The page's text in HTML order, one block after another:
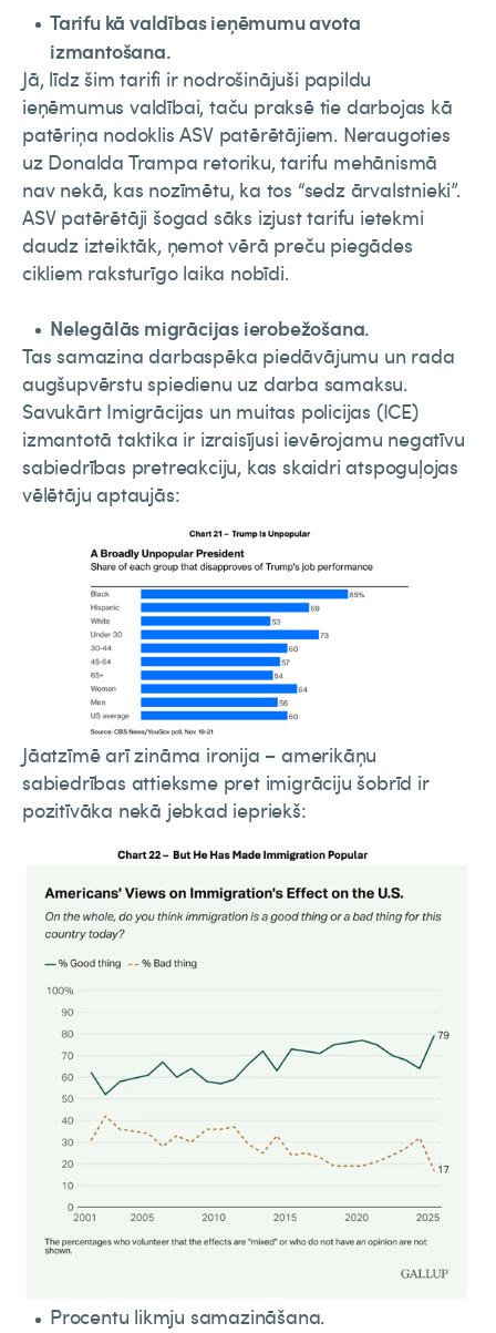
Tarifu kā valdības ieņēmumu avota
izmantošana.
Jā, līdz šim tarifi ir nodrošinājuši papildu
ieņēmumus valdībai, taču praksē tie darbojas kā
patēriņa nodoklis ASV patērētājiem. Neraugoties
uz Donalda Trampa retoriku, tarifu mehānismā
nav nekā, kas nozīmētu, ka tos “sedz ārvalstnieki”.
ASV patērētāji šogad sāks izjust tarifu ietekmi
daudz izteiktāk, ņemot vērā preču piegādes
cikliem raksturīgo laika nobīdi.
Nelegālās migrācijas ierobežošana.
Tas samazina darbaspēka piedāvājumu un rada
augšupvērstu spiedienu uz darba samaksu.
Savukārt Imigrācijas un muitas policijas (ICE)
izmantotā taktika ir izraisījusi ievērojamu negatīvu
sabiedrības pretreakciju, kas skaidri atspoguļojas
vēlētāju aptaujās:
Jāatzīmē arī zināma ironija – amerikāņu
sabiedrības attieksme pret imigrāciju šobrīd ir
pozitīvāka nekā jebkad iepriekš:
Procentu likmju samazināšana.